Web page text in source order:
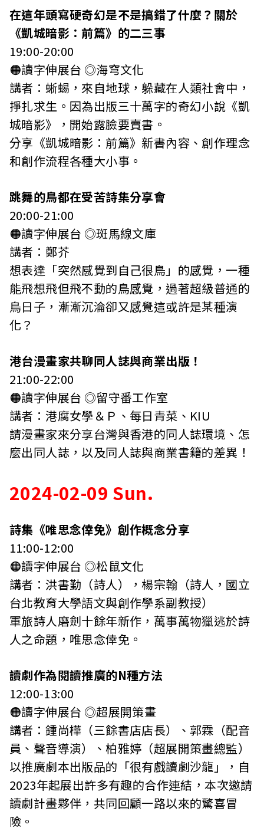
在這年頭寫硬奇幻是不是搞錯了什麼？關於
《凱城暗影：前篇》的二三事
19:00-20:00
🟠讀字伸展台 ◎海穹文化
講者：蜥蜴，來自地球，躲藏在人類社會中，
掙扎求生。因為出版三十萬字的奇幻小說《凱
城暗影》，開始露臉要賣書。
分享《凱城暗影：前篇》新書內容、創作理念
和創作流程各種大小事。
跳舞的鳥都在受苦詩集分享會
20:00-21:00
🟠讀字伸展台 ◎斑馬線文庫
講者：鄭芥
想表達「突然感覺到自己很鳥」的感覺，一種
能飛想飛但飛不動的鳥感覺，過著超級普通的
鳥日子，漸漸沉淪卻又感覺這或許是某種演
化？
港台漫畫家共聊同人誌與商業出版！
21:00-22:00
🟠讀字伸展台 ◎留守番工作室
講者：港腐女學＆Ｐ、每日青菜、KIU
請漫畫家來分享台灣與香港的同人誌環境、怎
麼出同人誌，以及同人誌與商業書籍的差異！
2024-02-09 Sun.
詩集《唯思念倖免》創作概念分享
11:00-12:00
🟠讀字伸展台 ◎松鼠文化
講者：洪書勤（詩人），楊宗翰（詩人，國立
台北教育大學語文與創作學系副教授）
軍旅詩人磨劍十餘年新作，萬事萬物獵逃於詩
人之命題，唯思念倖免。
讀劇作為閱讀推廣的N種方法
12:00-13:00
🟠讀字伸展台 ◎超展開策畫
講者：鍾尚樺（三餘書店店長）、郭霖（配音
員、聲音導演）、柏雅婷（超展開策畫總監）
以推廣劇本出版品的「很有戲讀劇沙龍」，自
2023年起展出許多有趣的合作連結，本次邀請
讀劇計畫夥伴，共同回顧一路以來的驚喜冒
險。